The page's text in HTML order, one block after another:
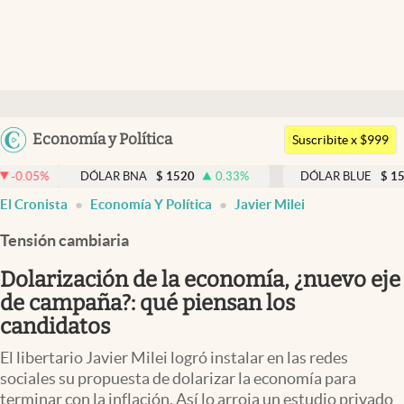
Argentina
Uruguay
Economía y Política
Members
Economía y Política
Finanzas y Mercados
Mercados Online
Negocios
Columnistas
Apertura
Suscribite x $999
DÓLAR BNA $ 1520 0.33% DÓLAR BLUE $ 1540 -
El Cronista Economía Y Política Javier Milei
Tensión cambiaria
Dolarización de la economía, ¿nuevo eje
de campaña?: qué piensan los
candidatos
El libertario Javier Milei logró instalar en las redes
sociales su propuesta de dolarizar la economía para
terminar con la inflación. Así lo arroja un estudio privado